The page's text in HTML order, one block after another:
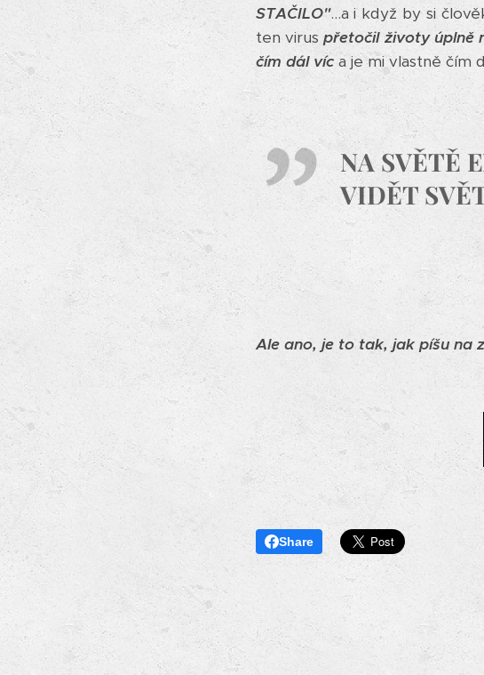
STAČILO"...a i když by si
ten viruspřetočil životy úplně
čím dál víca je mi vlastně čím
NA SVĚTĚ
VIDĚT
Ale ano, je to tak, jak píšu na
Share